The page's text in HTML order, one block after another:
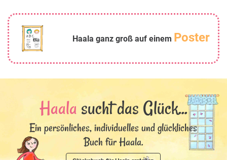
Haala ganz groß auf einem Poster
Haala sucht das Glück...
Ein persönliches, individuelles und glückliches
Buch für Haala.